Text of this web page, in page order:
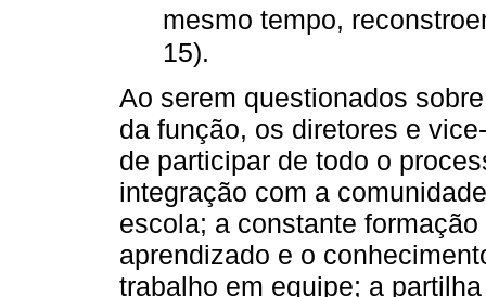
mesmo tempo,
15).
Ao serem questionados
da função, os diretores e
de participar de todo o
integração com a
escola; a constante
aprendizado e o
trabalho em equipe; a